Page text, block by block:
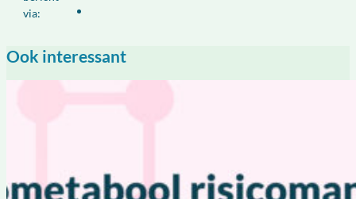
via:
Ook interessant